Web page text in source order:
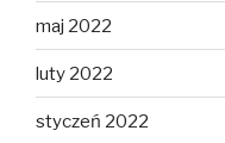
maj 2022
luty 2022
styczeń 2022